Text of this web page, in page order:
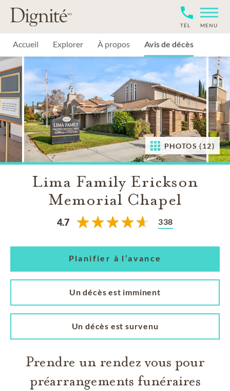
MENU
TÉL
Accueil Explorer À propos Avis de décès
PHOTOS (12)
Lima Family Erickson
Memorial Chapel
4.7 338
Planifier à l’avance
Un décès est imminent
Un décès est survenu
Prendre un rendez vous pour
préarrangements funéraires